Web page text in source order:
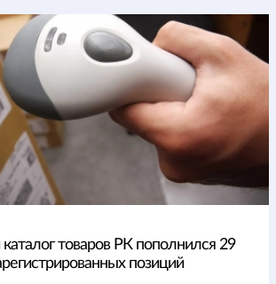
товаров РК пополнился 29
позиций